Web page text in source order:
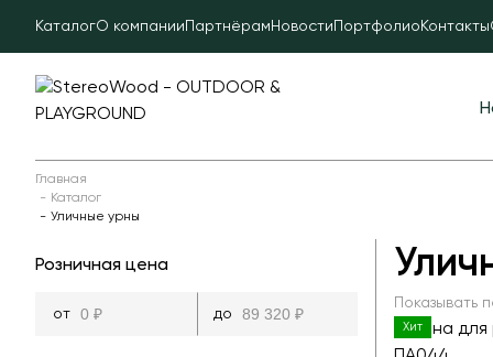
КаталогО компании Партнёрам Новости Портфолио Контакты
Главная
Каталог
Уличные урны
Розничная цена
Показывать
Хит